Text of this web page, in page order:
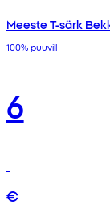
Meeste T-särk
100% puuvill
6
€